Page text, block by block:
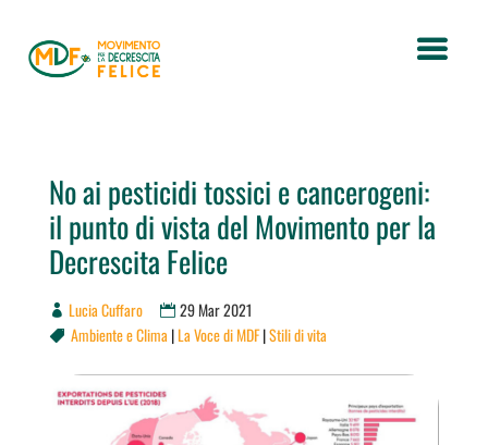
No ai pesticidi tossici e cancerogeni:
il punto di vista del Movimento per la
Decrescita Felice
Lucia Cuffaro 29 Mar 2021
 Ambiente e Clima |La Voce di MDF|Stili di vita